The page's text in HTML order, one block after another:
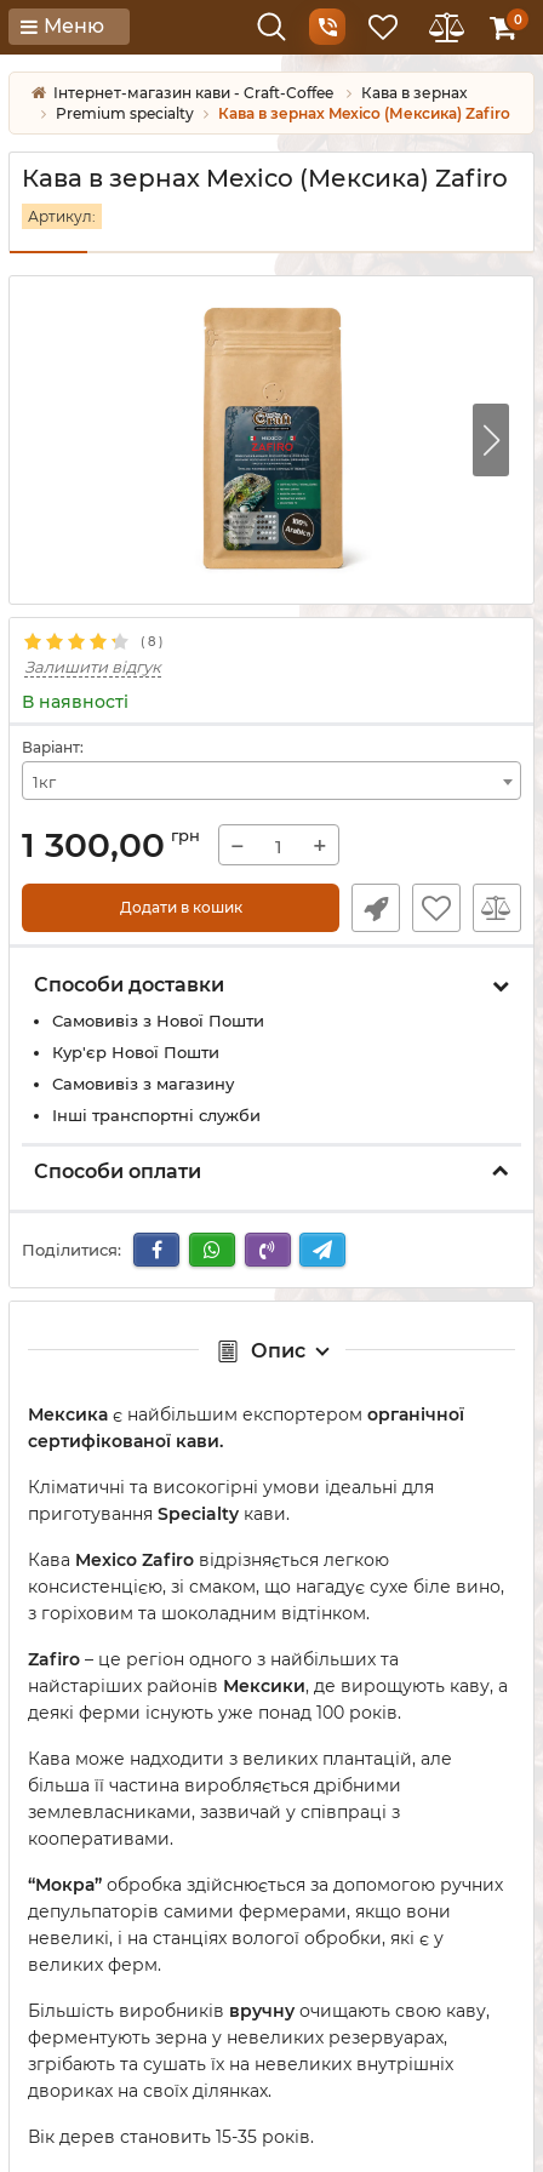
Меню 0
Інтернет-магазин кави - Craft-Coffee
Кава в зернах
Premium specialty
Кава в зернах Mexico (Мексика) Zafiro
Кава в зернах Mexico (Мексика) Zafiro
Артикул:
( 8 )
Залишити відгук
В наявності
Варіант:
1кг
1 300,00 грн − +
Додати в кошик
Способи доставки
Самовивіз з Нової Пошти
Кур'єр Нової Пошти
Самовивіз з магазину
Інші транспортні служби
Способи оплати
Поділитися:
Опис
Мексика є найбільшим експортером органічної
сертифікованої кави.
Кліматичні та високогірні умови ідеальні для
приготування Specialty кави.
Кава Mexico Zafiro відрізняється легкою
консистенцією, зі смаком, що нагадує сухе біле вино,
з горіховим та шоколадним відтінком.
Zafiro – це регіон одного з найбільших та
найстаріших районів Мексики, де вирощують каву, а
деякі ферми існують уже понад 100 років.
Кава може надходити з великих плантацій, але
більша її частина виробляється дрібними
землевласниками, зазвичай у співпраці з
кооперативами.
“Мокра” обробка здійснюється за допомогою ручних
депульпаторів самими фермерами, якщо вони
невеликі, і на станціях вологої обробки, які є у
великих ферм.
Більшість виробників вручну очищають свою каву,
ферментують зерна у невеликих резервуарах,
згрібають та сушать їх на невеликих внутрішніх
двориках на своїх ділянках.
Вік дерев становить 15-35 років.